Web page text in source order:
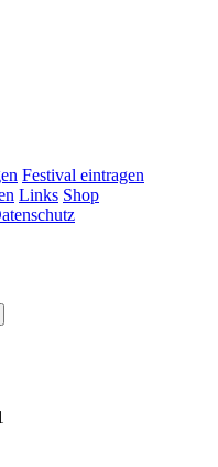
Festival eintragen
Links Shop